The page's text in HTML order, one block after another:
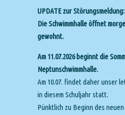
UPDATE zur Störungsmeldung:
Die Schwimmhalle öffnet
gewohnt.
Am 11.07.2026 beginnt die
Neptunschwimmhalle.
Am 10.07. findet daher unser
in diesem Schuljahr statt.
Pünktlich zu Beginn des